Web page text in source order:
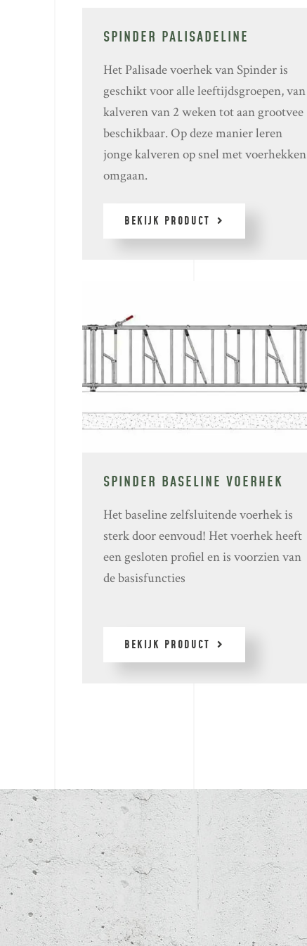
SPINDER PALISADELINE
Het Palisade voerhek van Spinder is
geschikt voor alle leeftijdsgroepen, van
kalveren van 2 weken tot aan grootvee
beschikbaar. Op deze manier leren
jonge kalveren op snel met voerhekken
omgaan.
BEKIJK PRODUCT
SPINDER BASELINE VOERHEK
Het baseline zelfsluitende voerhek is
sterk door eenvoud! Het voerhek heeft
een gesloten profiel en is voorzien van
de basisfuncties
BEKIJK PRODUCT